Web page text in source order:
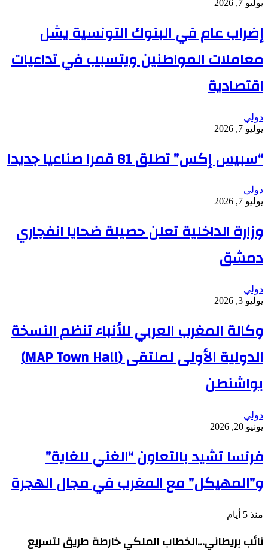
يوليو 7, 2026
إضراب عام في البنوك التونسية يشل
معاملات المواطنين ويتسبب في تداعيات
اقتصادية
دولي
يوليو 7, 2026
“سبيس إكس” تطلق 81 قمرا صناعيا جديدا
دولي
يوليو 7, 2026
وزارة الداخلية تعلن حصيلة ضحايا انفجاري
دمشق
دولي
يوليو 3, 2026
وكالة المغرب العربي للأنباء تنظم النسخة
الدولية الأولى لملتقى (MAP Town Hall)
بواشنطن
دولي
يونيو 20, 2026
فرنسا تشيد بالتعاون “الغني للغاية”
و”المهيكل” مع المغرب في مجال الهجرة
منذ 5 أيام
نائب بريطاني…الخطاب الملكي خارطة طريق لتسريع